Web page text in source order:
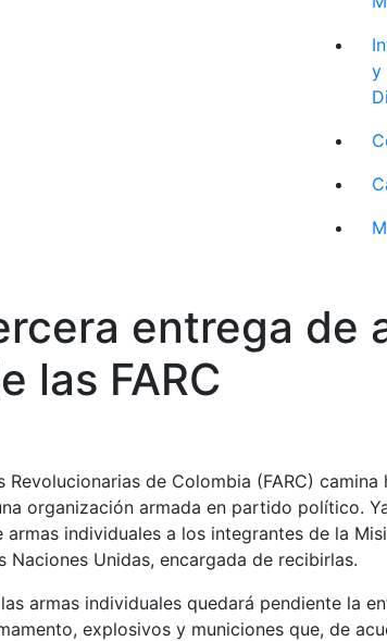
y
entrega de
las FARC
Revolucionarias de Colombia (FARC) camina
organización armada en partido político.
individuales a los integrantes de la
Unidas, encargada de recibirlas.
armas individuales quedará pendiente la
explosivos y municiones que, de